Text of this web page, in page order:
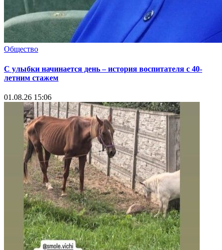
Общество
С улыбки начинается день – история воспитателя с 40-
летним стажем
01.08.26 15:06